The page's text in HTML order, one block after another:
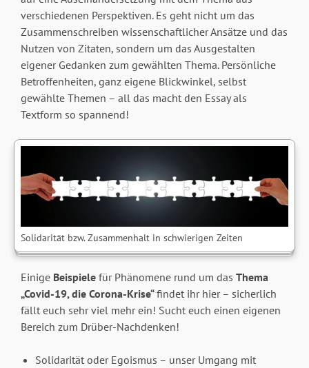
verschiedenen Perspektiven. Es geht nicht um das
Zusammenschreiben wissenschaftlicher Ansätze und das
Nutzen von Zitaten, sondern um das Ausgestalten
eigener Gedanken zum gewählten Thema. Persönliche
Betroffenheiten, ganz eigene Blickwinkel, selbst
gewählte Themen – all das macht den Essay als
Textform so spannend!
Solidarität bzw. Zusammenhalt in schwierigen Zeiten
EinigeBeispiele für Phänomene rund um das Thema
„Covid-19, die Corona-Krise“findet ihr hier – sicherlich
fällt euch sehr viel mehr ein! Sucht euch einen eigenen
Bereich zum Drüber-Nachdenken!
Solidarität oder Egoismus – unser Umgang mit